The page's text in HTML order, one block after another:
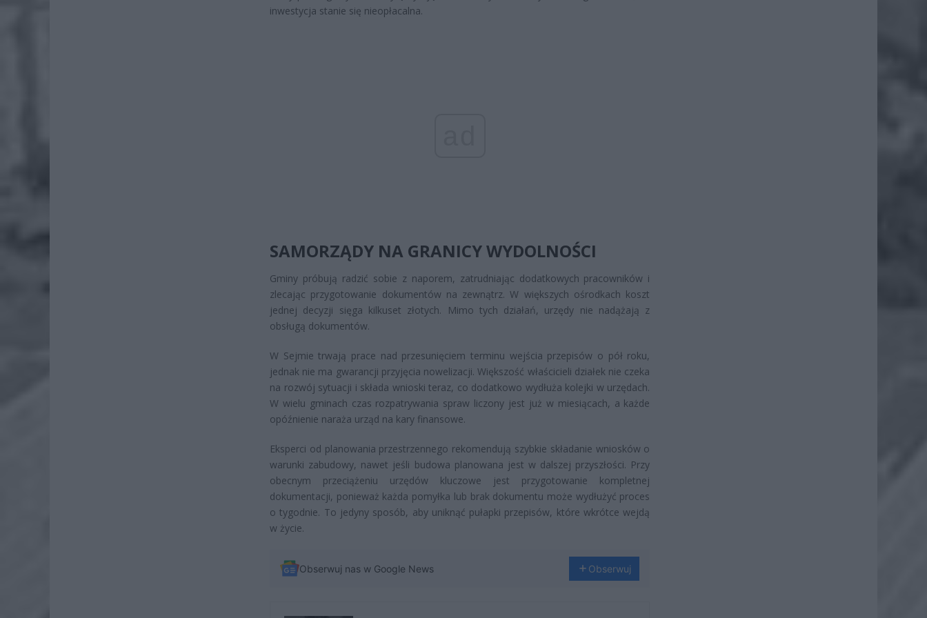
inwestycja stanie się nieopłacalna.
SAMORZĄDY NA GRANICY WYDOLNOŚCI
Gminy próbują radzić sobie z naporem, zatrudniając dodatkowych pracowników i
zlecając przygotowanie dokumentów na zewnątrz. W większych ośrodkach koszt
jednej decyzji sięga kilkuset złotych. Mimo tych działań, urzędy nie nadążają z
obsługą dokumentów.
W Sejmie trwają prace nad przesunięciem terminu wejścia przepisów o pół roku,
jednak nie ma gwarancji przyjęcia nowelizacji. Większość właścicieli działek nie czeka
na rozwój sytuacji i składa wnioski teraz, co dodatkowo wydłuża kolejki w urzędach.
W wielu gminach czas rozpatrywania spraw liczony jest już w miesiącach, a każde
opóźnienie naraża urząd na kary finansowe.
Eksperci od planowania przestrzennego rekomendują szybkie składanie wniosków o
warunki zabudowy, nawet jeśli budowa planowana jest w dalszej przyszłości. Przy
obecnym przeciążeniu urzędów kluczowe jest przygotowanie kompletnej
dokumentacji, ponieważ każda pomyłka lub brak dokumentu może wydłużyć proces
o tygodnie. To jedyny sposób, aby uniknąć pułapki przepisów, które wkrótce wejdą
w życie.
Obserwuj nas w Google News Obserwuj